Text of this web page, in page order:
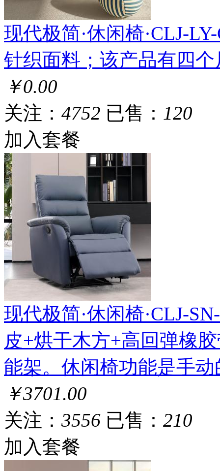
现代极简·休闲椅·CLJ-
针织面料；该产品有四
￥0.00
关注： 4752 已售： 120
加入套餐
现代极简·休闲椅·CLJ-
皮+烘干木方+高回弹橡
能架。休闲椅功能是手动
￥3701.00
关注： 3556 已售： 210
加入套餐